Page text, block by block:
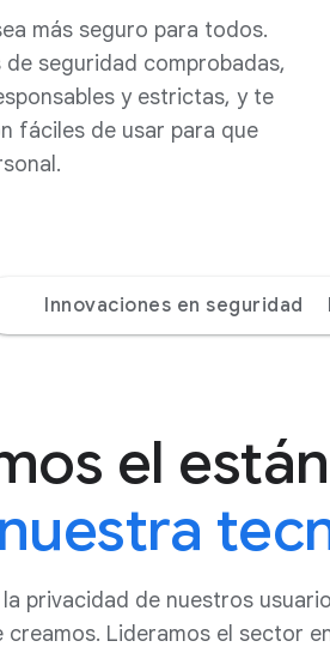
más seguro para todos.
seguridad comprobadas,
y estrictas, y te
fáciles de usar para que
Innovaciones en seguridad
el
privacidad de nuestros
Lideramos el sector